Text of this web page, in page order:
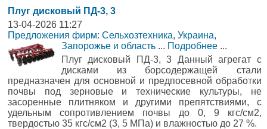
Плуг дисковый ПД-3, 3
13-04-2026 11:27
Предложения фирм: Сельхозтехника, Украина,
Запорожье и область ... Подробнее ...
Плуг дисковый ПД-3, 3 Данный агрегат c
дисками из борсодержащей стали
предназначен для основной и предпосевной обработки
почвы под зерновые и технические культуры, не
засоренные плитняком и другими препятствиями, с
удельным сопротивлением почвы до 0, 9 кгс/см2,
твердостью 35 кгс/см2 (3, 5 МПа) и влажностью до 27 %.